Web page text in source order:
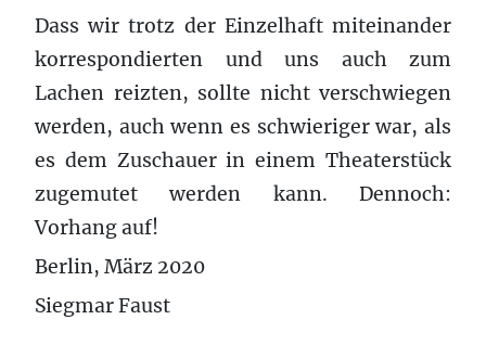
Dass wir trotz der Einzelhaft miteinander
korrespondierten und uns auch zum
Lachen reizten, sollte nicht verschwiegen
werden, auch wenn es schwieriger war, als
es dem Zuschauer in einem Theaterstück
zugemutet werden kann. Dennoch:
Vorhang auf!
Berlin, März 2020
Siegmar Faust